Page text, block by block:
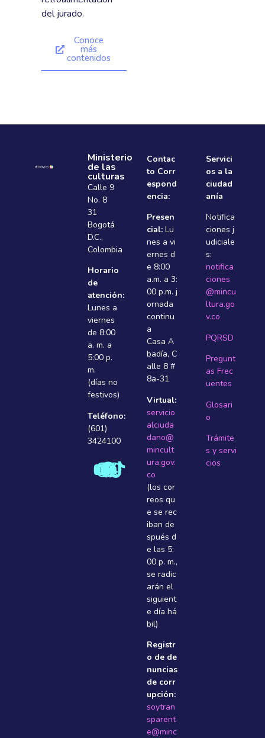
del jurado.
Conoce
más
contenidos
Ministerio
de las
culturas
Calle 9
No. 8
31
Bogotá
D.C.,
Colombia
Horario
de
atención:
Lunes a
viernes
de 8:00
a. m. a
5:00 p.
m.
(días no
festivos)
Teléfono:
(601)
3424100
Contac
to Corr
espond
encia:
Presen
cial: Lu
nes a vi
ernes d
e 8:00
a.m. a 3:
00 p.m. j
ornada
continu
a
Casa A
badí­a, C
alle 8 #
8a-31
Virtual:
servicio
alciuda
dano@
mincult
ura.gov.
co
(los cor
reos qu
e se rec
iban de
spués d
e las 5:
00 p. m.,
se radic
arán el
siguient
e dí­a há
bil)
Registr
o de de
nuncias
de corr
upción:
soytran
sparent
e@minc
Servici
os a la
ciudad
anía
Notifica
ciones j
udiciale
s:
notifica
ciones
@mincu
ltura.go
v.co
PQRSD
Pregunt
as Frec
uentes
Glosari
o
Trámite
s y servi
cios